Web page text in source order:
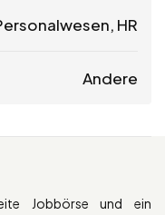
HR
Andere
Jobbörse und ein